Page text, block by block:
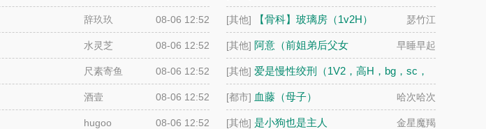
[其他] 【骨科】玻璃房（1v2H） 瑟竹江
[其他] 阿意（前姐弟后父女 早睡早起
[其他] 爱是慢性绞刑（1V2，高H，bg，sc，
伪骨科）
龙华
[都市] 血藤（母子） 哈次哈次
[其他] 是小狗也是主人 金星魔羯
08-06 12:52
辞玖玖
08-06 12:52
水灵芝
08-06 12:52
尺素寄鱼
08-06 12:52
酒壹
08-06 12:52
hugoo